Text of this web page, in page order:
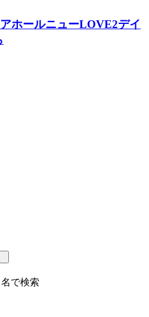
ホールニューLOVE2デイ
で検索